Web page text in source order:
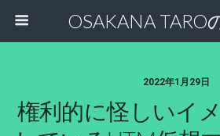
OSAKANA TARO
2022年1月29日
権利的に怪しいイ